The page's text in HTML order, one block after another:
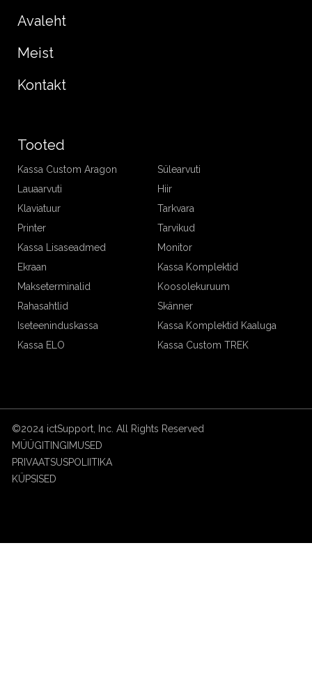
Avaleht
Meist
Kontakt
Tooted
Kassa Custom Aragon
Sülearvuti
Lauaarvuti
Hiir
Klaviatuur
Tarkvara
Printer
Tarvikud
Kassa Lisaseadmed
Monitor
Ekraan
Kassa Komplektid
Makseterminalid
Koosolekuruum
Rahasahtlid
Skänner
Iseteeninduskassa
Kassa Komplektid Kaaluga
Kassa ELO
Kassa Custom TREK
©2024 ictSupport, Inc. All Rights Reserved
MÜÜGITINGIMUSED
PRIVAATSUSPOLIITIKA
KÜPSISED